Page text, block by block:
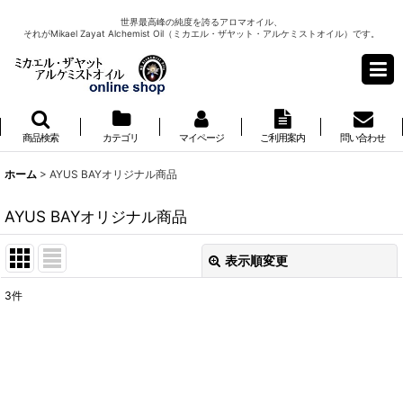
世界最高峰の純度を誇るアロマオイル、
それがMikael Zayat Alchemist Oil（ミカエル・ザヤット・アルケミストオイル）です。
商品検索 カテゴリ マイページ ご利用案内 問い合わせ
ホーム > AYUS BAYオリジナル商品
AYUS BAYオリジナル商品
表示順変更
3件